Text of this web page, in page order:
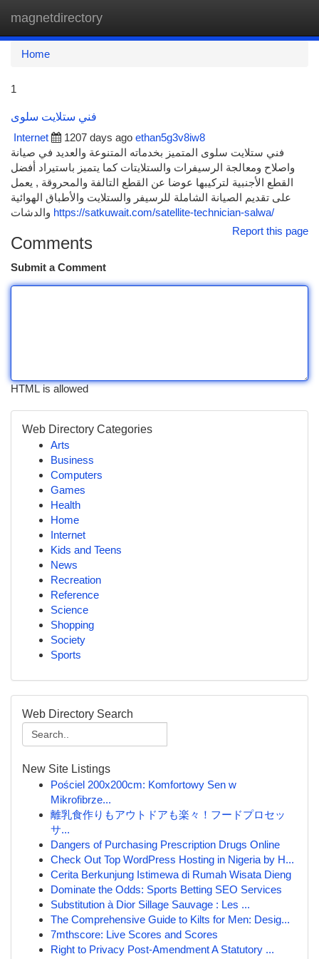
magnetdirectory
Home
1
فني ستلايت سلوى
Internet
1207 days ago ethan5g3v8iw8
فني ستلايت سلوى المتميز بخدماته المتنوعة والعديد في صيانة
واصلاح ومعالجة الرسيفرات والستلايتات كما يتميز باستيراد أفضل
القطع الأجنبية لتركيبها عوضا عن القطع التالفة والمحروقة , يعمل
على تقديم الصيانة الشاملة للرسيفر والستلايت والأطباق الهوائية
https://satkuwait.com/satellite-technician-salwa/
Report this page
Comments
Submit a Comment
HTML is allowed
Web Directory Categories
Arts
Business
Computers
Games
Health
Home
Internet
Kids and Teens
News
Recreation
Reference
Science
Shopping
Society
Sports
Web Directory Search
New Site Listings
Pościel 200x200cm: Komfortowy Sen w
Mikrofibrze...
離乳食作りもアウトドアも楽々！フードプロセッ
サ...
Dangers of Purchasing Prescription Drugs Online
Check Out Top WordPress Hosting in Nigeria by H...
Cerita Berkunjung Istimewa di Rumah Wisata Dieng
Dominate the Odds: Sports Betting SEO Services
Substitution à Dior Sillage Sauvage : Les ...
The Comprehensive Guide to Kilts for Men: Desig...
7mthscore: Live Scores and Scores
Right to Privacy Post-Amendment A Statutory ...